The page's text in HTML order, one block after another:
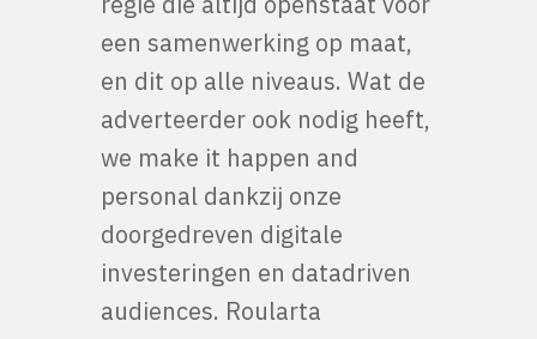
een samenwerking op maat,
en dit op alle niveaus. Wat de
adverteerder ook nodig heeft,
we make it happen and
personal dankzij onze
doorgedreven digitale
investeringen en datadriven
audiences. Roularta